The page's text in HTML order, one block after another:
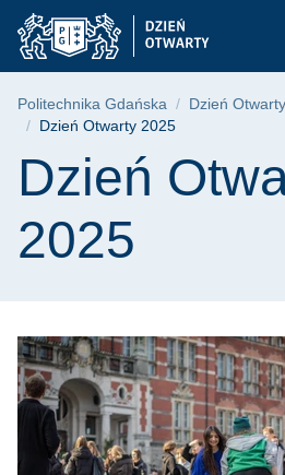
Przejdź
do
menu
Przejdź
do
wyszukiwarki
Przejdź
do
treści
Dzień
Ścieżka
Politechnika Gdańska Dzień Otwarty
Dzień Otwarty 2025
Treść strony
Dzień
2025